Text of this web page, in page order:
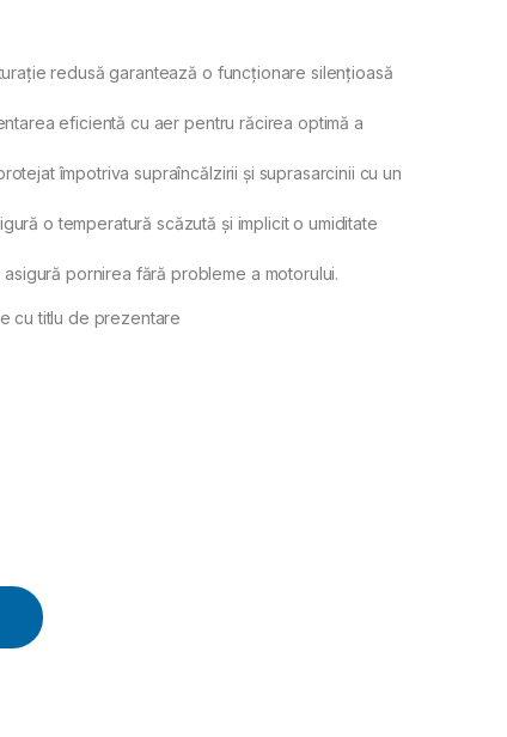
redusă garantează o funcționare silențioasă
eficientă cu aer pentru răcirea optimă a
împotriva supraîncălzirii și suprasarcinii cu un
o temperatură scăzută și implicit o umiditate
pornirea fără probleme a motorului.
cu titlu de prezentare